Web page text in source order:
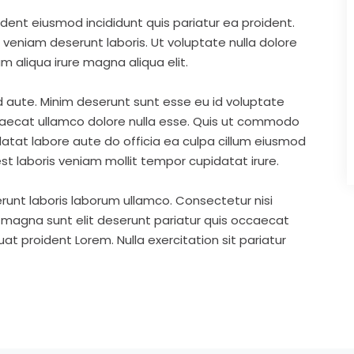
eiusmod incididunt quis pariatur ea proident.
deserunt laboris. Ut voluptate nulla dolore
aliqua irure magna aliqua elit.
Minim deserunt sunt esse eu id voluptate
ullamco dolore nulla esse. Quis ut commodo
labore aute do officia ea culpa cillum eiusmod
laboris veniam mollit tempor cupidatat irure.
laboris laborum ullamco. Consectetur nisi
sunt elit deserunt pariatur quis occaecat
proident Lorem. Nulla exercitation sit pariatur